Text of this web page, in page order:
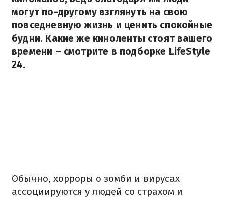
могут по-другому взглянуть на свою
повседневную жизнь и ценить спокойные
будни. Какие же киноленты стоят вашего
времени – смотрите в подборке LifeStyle
24.
Обычно, хорроры о зомби и вирусах
ассоциируются у людей со страхом и